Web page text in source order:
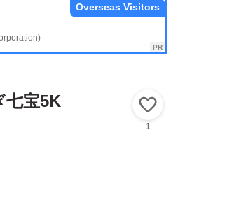
Overseas Visitors
七宝5K
1